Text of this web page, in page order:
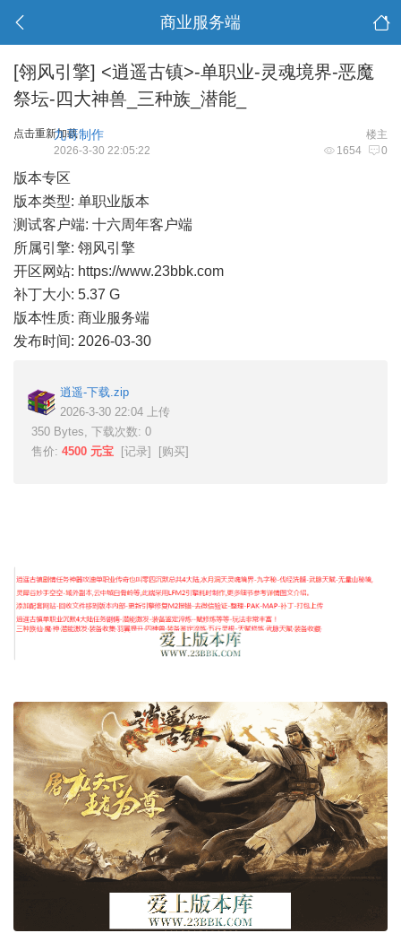
商业服务端
[翎风引擎] <逍遥古镇>-单职业-灵魂境界-恶魔
祭坛-四大神兽_三种族_潜能_
点击重新加载 楼主
九哥制作
1654 0
2026-3-30 22:05:22
版本专区
版本类型: 单职业版本
测试客户端: 十六周年客户端
所属引擎: 翎风引擎
开区网站: https://www.23bbk.com
补丁大小: 5.37 G
版本性质: 商业服务端
发布时间: 2026-03-30
逍遥-下载.zip
2026-3-30 22:04 上传
350 Bytes, 下载次数: 0
售价: 4500 元宝 [记录] [购买]